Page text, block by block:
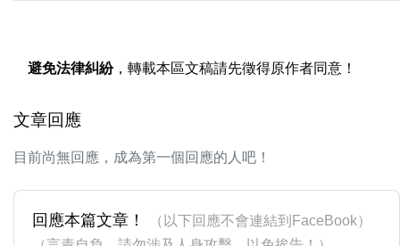
避免法律糾紛，轉載本區文稿請先徵得原作者同意！
文章回應
目前尚無回應，成為第一個回應的人吧！
回應本篇文章！
（以下回應不會連結到FaceBook）